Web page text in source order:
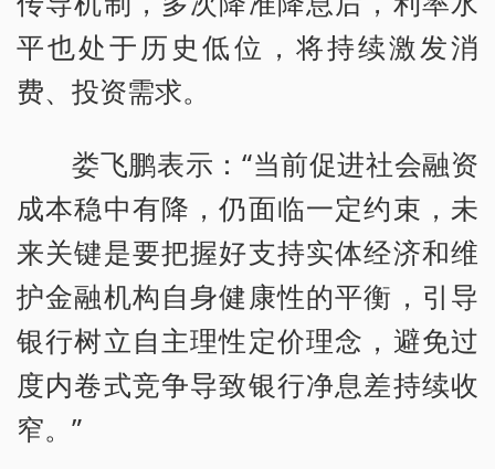
平也处于历史低位，将持续激发消
费、投资需求。
娄飞鹏表示：“当前促进社会融资
成本稳中有降，仍面临一定约束，未
来关键是要把握好支持实体经济和维
护金融机构自身健康性的平衡，引导
银行树立自主理性定价理念，避免过
度内卷式竞争导致银行净息差持续收
窄。”